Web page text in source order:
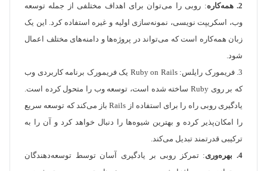
2. همه‌کاره
: روبی را می‌توان برای اهداف مختلفی از جمله توسعه
وب، اسکریپت نویسی، نمونه‌سازی اولیه و غیره استفاده کرد. این یک
زبان همه‌کاره است که می‌تواند در پروژه‌ها و دامنه‌های مختلف اعمال
شود.
3. فریمورک رایلس: Ruby on Rails یک فریمورک برنامه کاربردی وب
که بر روی Ruby ساخته شده است، توسعه وب را متحول کرده است.
یادگیری روبی راه را برای استفاده از Rails باز می‌کند که توسعه سریع
را امکان‌پذیر کرده و بهترین شیوه‌ها را دنبال خواهد کرد و آن را به
ترکیبی قدرتمند تبدیل می‌کند.
4. بهره‌وری
: تمرکز روبی بر یادگیری آسان توسط توسعه‌دهندگان